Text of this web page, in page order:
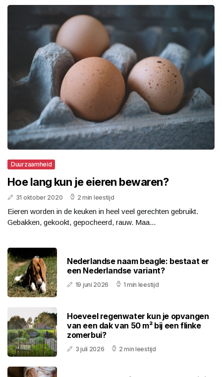
Duurzaamheid
Hoe lang kun je eieren bewaren?
31 oktober 2020 2 min leestijd
Eieren worden in de keuken in heel veel gerechten gebruikt.
Gebakken, gekookt, gepocheerd, rauw. Maa...
Nederlandse naam beagle: bestaat er
een Nederlandse variant?
19 juni 2026 1 min leestijd
Hoeveel regenwater kun je opvangen
van een dak van 50 m² bij een flinke
zomerbui?
3 juli 2026 2 min leestijd